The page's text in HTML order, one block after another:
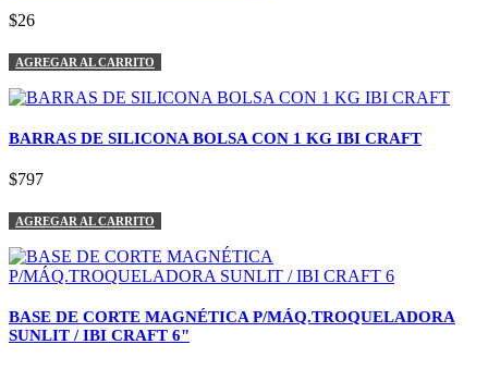
$26
AGREGAR AL CARRITO
BARRAS DE SILICONA BOLSA CON 1 KG IBI CRAFT
$797
AGREGAR AL CARRITO
BASE DE CORTE MAGNÉTICA P/MÁQ.TROQUELADORA
SUNLIT / IBI CRAFT 6"